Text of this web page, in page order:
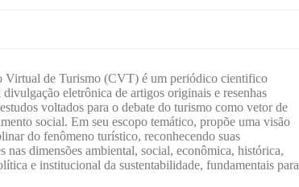
Virtual de Turismo (CVT) é um periódico cientifico
divulgação eletrônica de artigos originais e resenhas
voltados para o debate do turismo como vetor de
social. Em seu escopo temático, propõe uma visão
do fenômeno turístico, reconhecendo suas
nas dimensões ambiental, social, econômica, histórica,
e institucional da sustentabilidade, fundamentais para